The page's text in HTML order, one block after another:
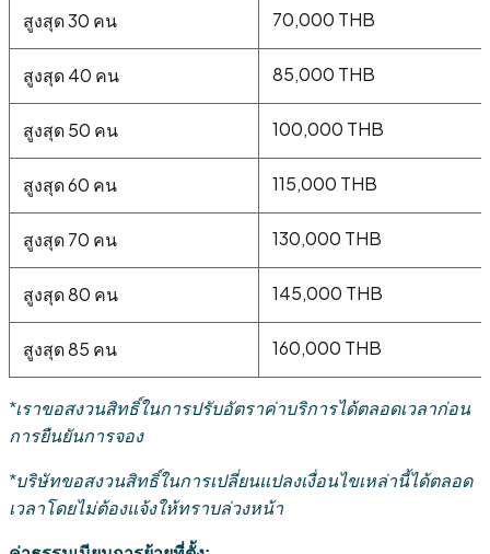
สูงสุด 30 คน 70,000 THB
สูงสุด 40 คน 85,000 THB
สูงสุด 50 คน 100,000 THB
สูงสุด 60 คน 115,000 THB
สูงสุด 70 คน 130,000 THB
สูงสุด 80 คน 145,000 THB
สูงสุด 85 คน 160,000 THB
*เราขอสงวนสิทธิ์ในการปรับอัตราค่าบริการได้ตลอดเวลาก่อน
การยืนยันการจอง
*บริษัทขอสงวนสิทธิ์ในการเปลี่ยนแปลงเงื่อนไขเหล่านี้ได้ตลอด
เวลาโดยไม่ต้องแจ้งให้ทราบล่วงหน้า